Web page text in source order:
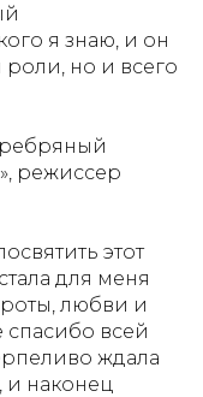
я знаю, и он
роли, но и всего
режиссер
этот
для меня
любви и
спасибо всей
ждала
и наконец